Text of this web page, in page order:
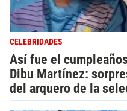
CELEBRIDADES
Así fue el
Dibu Martínez:
del arquero de la